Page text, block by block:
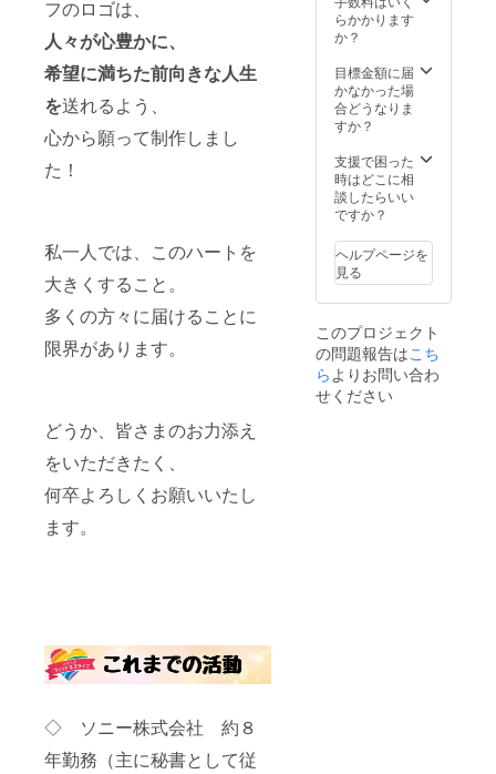
フのロゴは、
人々が心豊かに、
希望に満ちた前向きな人生
を送れるよう、
心から願って制作しまし
た！
私一人では、このハートを
大きくすること。
多くの方々に届けることに
限界があります。
どうか、皆さまのお力添え
をいただきたく、
何卒よろしくお願いいたし
ます。
◇ ソニー株式会社 約８
年勤務（主に秘書として従
確認が
め、競
合企業
様が重
ざいま
す。ご
了承を
宜しく
致しま
御担当
をご記
載くだ
さい。
ち、３
環境下
で対応
いたし
らかかります
か？
目標金額に届
かなかった場
合どうなりま
すか？
支援で困った
時はどこに相
談したらいい
ですか？
ヘルプページを
見る
このプロジェクト
の問題報告はこち
らよりお問い合わ
せください